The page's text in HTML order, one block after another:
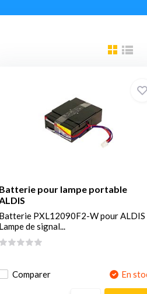
Batterie pour lampe portable
Batterie PXL12090F2-W pour ALDIS
Lampe de signal...
Comparer En